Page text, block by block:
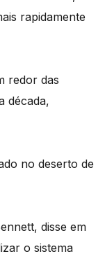
rapidamente
redor das
década,
no deserto de
disse em
o sistema